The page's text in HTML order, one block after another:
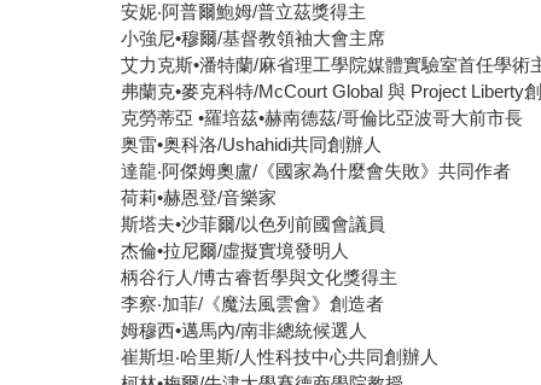
安妮‧阿普爾鮑姆/普立茲獎得主
小強尼•穆爾/基督教領袖大會主席
艾力克斯•潘特蘭/麻省理工學院媒體實驗室首任學術
弗蘭克•麥克科特/McCourt Global 與 Project Liberty
克勞蒂亞 •羅培茲•赫南德茲/哥倫比亞波哥大前市長
奥雷•奥科洛/Ushahidi共同創辦人
達龍‧阿傑姆奧盧/《國家為什麼會失敗》共同作者
荷莉•赫恩登/音樂家
斯塔夫•沙菲爾/以色列前國會議員
杰倫•拉尼爾/虛擬實境發明人
柄谷行人/博古睿哲學與文化獎得主
李察‧加菲/《魔法風雲會》創造者
姆穆西•邁馬內/南非總統候選人
崔斯坦‧哈里斯/人性科技中心共同創辦人